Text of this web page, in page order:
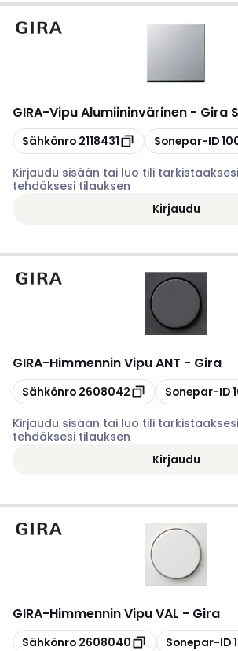
GIRA-Vipu Alumiininvärinen - Gira
Kopioi
Sähkönro 2118431 Kopioi
Sonepar-ID
Kirjaudu sisään tai luo tili
tehdäksesi tilauksen
Kirjaudu
GIRA-Himmennin Vipu ANT - Gira
Kopioi
Sähkönro 2608042 Kopioi
Sonepar-ID
Kirjaudu sisään tai luo tili
tehdäksesi tilauksen
Kirjaudu
GIRA-Himmennin Vipu VAL - Gira
Kopioi
Sähkönro 2608040 Kopioi
Sonepar-ID